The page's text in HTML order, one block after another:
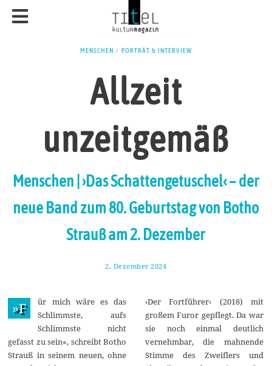
MENSCHEN / PORTRÄT & INTERVIEW
Allzeit
unzeitgemäß
Menschen | ›Das Schattengetuschel‹ – der
neue Band zum 80. Geburtstag von Botho
Strauß am 2. Dezember
2. Dezember 2024
e
e
m
b
e
r
»F
ür mich wäre es das
Schlimmste, aufs
Schlimmste nicht
gefasst zu sein«, schreibt Botho
Strauß in seinem neuen, ohne
›Der Fortführer‹ (2018) mit
großem Furor gepflegt. Da war
sie noch einmal deutlich
vernehmbar, die mahnende
Stimme des Zweiflers und